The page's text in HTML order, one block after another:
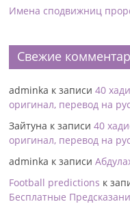
Имена сподвижниц
Свежие
adminka к записи40
оригинал, перевод на
Зайтуна к записи40
оригинал, перевод на
adminka к записи
Football predictions к
Бесплатные